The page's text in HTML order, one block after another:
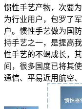
惯性手艺产物，次要
为行业用户，包罗了
户。惯性手艺做为国
持手艺之一，是提高
性手艺的不竭成长，
间，很多国度已将其
通信、平易近用航空